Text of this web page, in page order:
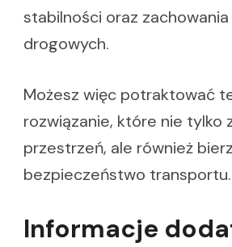
stabilności oraz
drogowych.
Możesz więc potraktować
rozwiązanie, które nie tylko
przestrzeń, ale również
bezpieczeństwo transportu.
Informacje